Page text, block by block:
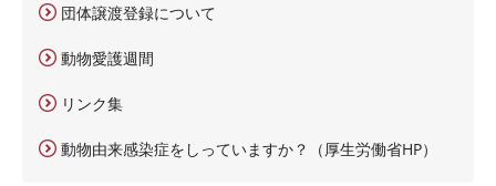
団体譲渡登録について
動物愛護週間
リンク集
動物由来感染症をしっていますか？（厚生労働省HP）